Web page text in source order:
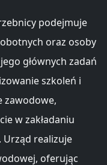
podejmuje
oraz osoby
głównych zadań
szkoleń i
zawodowe,
w zakładaniu
Urząd realizuje
oferując